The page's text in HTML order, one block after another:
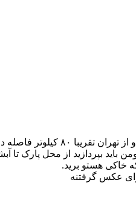
فاصله دارد.
خاکی هستو برید.